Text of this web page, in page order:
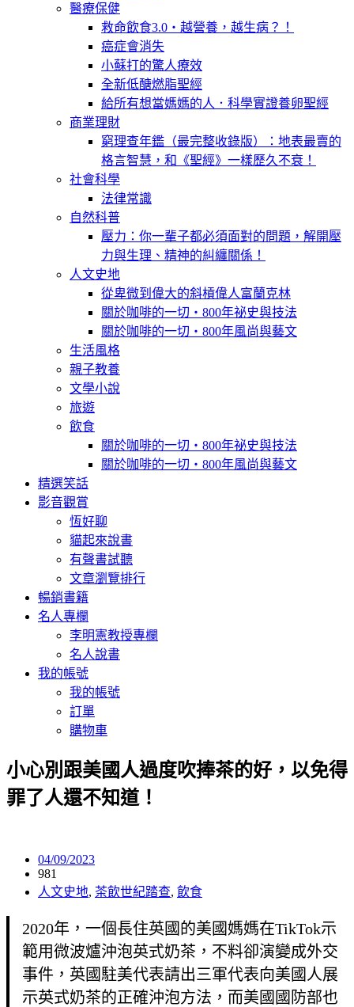
醫療保健
救命飲食3.0‧越營養，越生病？！
癌症會消失
小蘇打的驚人療效
全新低醣燃脂聖經
給所有想當媽媽的人．科學實證養卵聖經
商業理財
窮理查年鑑（最完整收錄版）：地表最賣的
格言智慧，和《聖經》一樣歷久不衰！
社會科學
法律常識
自然科普
壓力：你一輩子都必須面對的問題，解開壓
力與生理、精神的糾纏關係！
人文史地
從卑微到偉大的斜槓偉人富蘭克林
關於咖啡的一切‧800年祕史與技法
關於咖啡的一切‧800年風尚與藝文
生活風格
親子教養
文學小說
旅遊
飲食
關於咖啡的一切‧800年祕史與技法
關於咖啡的一切‧800年風尚與藝文
精選笑話
影音觀賞
恆好聊
貓起來說書
有聲書試聽
文章瀏覽排行
暢銷書籍
名人專欄
李明憲教授專欄
名人說書
我的帳號
我的帳號
訂單
購物車
小心別跟美國人過度吹捧茶的好，以免得
罪了人還不知道！
04/09/2023
981
人文史地, 茶飲世紀踏查, 飲食
2020年，一個長住英國的美國媽媽在TikTok示
範用微波爐沖泡英式奶茶，不料卻演變成外交
事件，英國駐美代表請出三軍代表向美國人展
示英式奶茶的正確沖泡方法，而美國國防部也